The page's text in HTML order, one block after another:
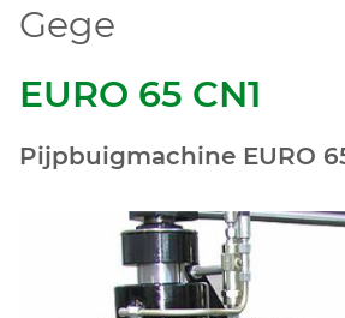
Gege
EURO 65 CN1
Pijpbuigmachine EURO